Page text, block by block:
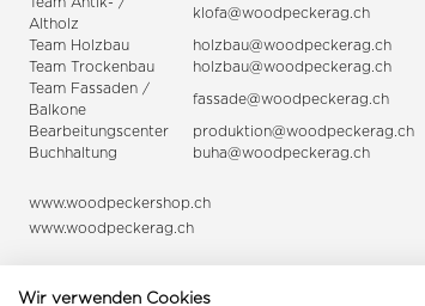
Altholz
klofa@woodpeckerag.ch
Team Holzbau
holzbau@woodpeckerag.ch
Team Trockenbau
holzbau@woodpeckerag.ch
Team Fassaden /
Balkone
fassade@woodpeckerag.ch
Bearbeitungscenter
produktion@woodpeckerag.ch
Buchhaltung
buha@woodpeckerag.ch
www.woodpeckershop.ch
www.woodpeckerag.ch
Wir verwenden Cookies